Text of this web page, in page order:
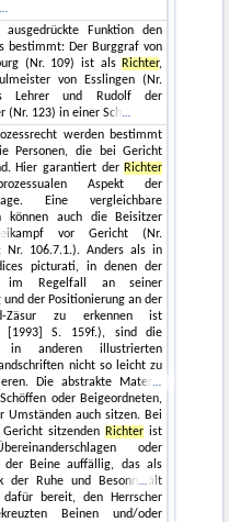
ausgedrückte Funktion den
bestimmt: Der Burggraf von
(Nr. 109) ist als Richter,
von Esslingen (Nr.
Lehrer und Rudolf der
(Nr. 123) in einer Sch
werden bestimmt
Personen, die bei Gericht
Hier garantiert der Richter
Aspekt der
Eine vergleichbare
können auch die Beisitzer
eikampf vor Gericht (Nr.
Nr. 106.7.1.). Anders als in
picturati, in denen der
im Regelfall an seiner
und der Positionierung an der
Zäsur zu erkennen ist
[1993] S. 159f.), sind die
in anderen illustrierten
nicht so leicht zu
Die abstrakte Mater
oder Beigeordneten,
Umständen auch sitzen. Bei
sitzenden Richter ist
oder
der Beine auffällig, das als
der Ruhe und Besonn
ält
dafür bereit, den Herrscher
Beinen und/oder